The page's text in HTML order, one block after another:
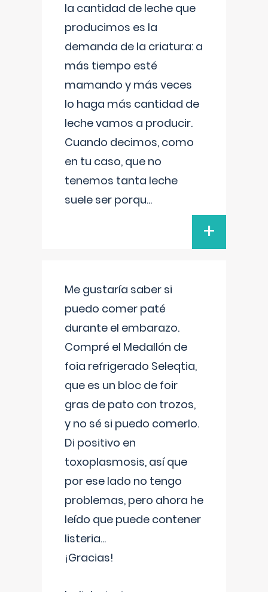
la cantidad de leche que
producimos es la
demanda de la criatura: a
más tiempo esté
mamando y más veces
lo haga más cantidad de
leche vamos a producir.
Cuando decimos, como
en tu caso, que no
tenemos tanta leche
suele ser porqu...
+
Me gustaría saber si
puedo comer paté
durante el embarazo.
Compré el Medallón de
foia refrigerado Seleqtia,
que es un bloc de foir
gras de pato con trozos,
y no sé si puedo comerlo.
Di positivo en
toxoplasmosis, así que
por ese lado no tengo
problemas, pero ahora he
leído que puede contener
listeria...
¡Gracias!